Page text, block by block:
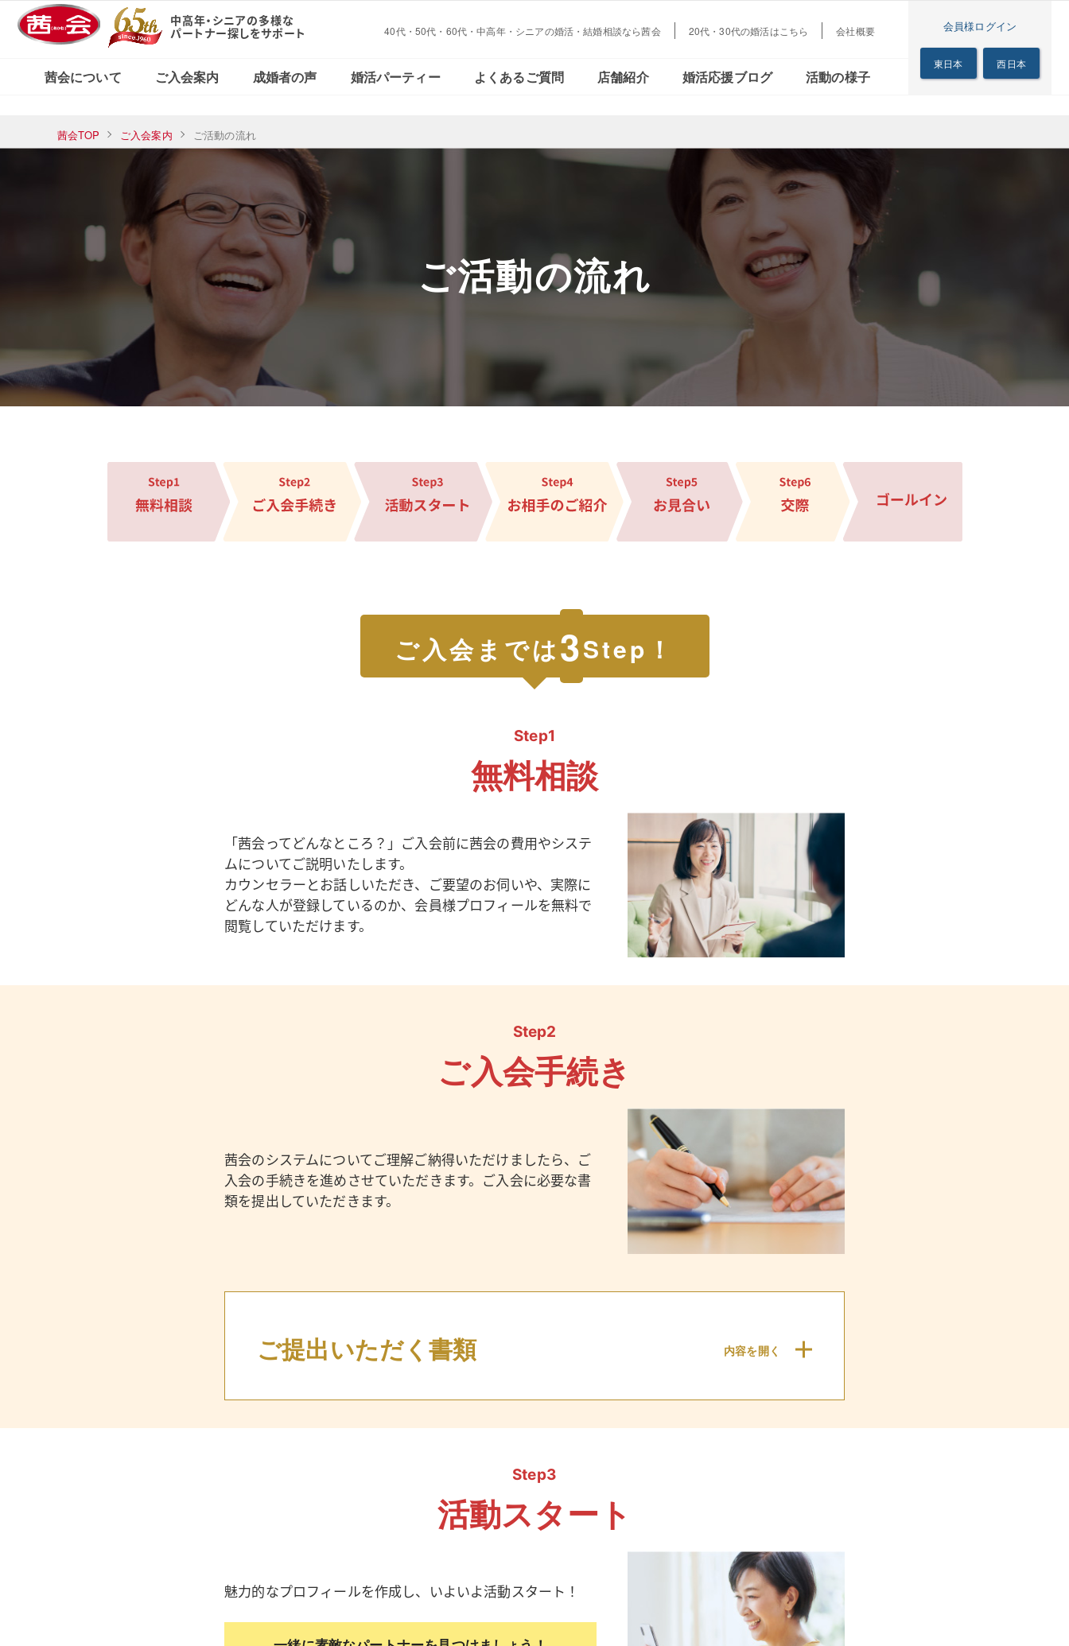
中高年・シニアの多様な
パートナー探しをサポート
40代・50代・60代・中高年・シニアの婚活・結婚相談なら茜会 20代・30代の婚活はこちら 会社概要 会員様ログイン
東日本 西日本
茜会について
茜会の特徴 データで見る茜会
ご入会案内
コース・料金案内
成婚者の声 婚活パーティー よくあるご質問 店舗紹介
横浜サロン
心斎橋サロン
婚活応援ブログ
婚活応援ブログ 結婚とお金のリアル
活動の様子
Xで見る
シニアの恋の歩き方
X（旧Twitter）で
見る
茜会TOP ご入会案内 ご活動の流れ
ご活動の流れ
ご入会までは3Step！
Step1
無料相談
「茜会ってどんなところ？」ご入会前に茜会の費用やシステ
ムについてご説明いたします。
カウンセラーとお話しいただき、ご要望のお伺いや、実際に
どんな人が登録しているのか、会員様プロフィールを無料で
閲覧していただけます。
Step2
ご入会手続き
茜会のシステムについてご理解ご納得いただけましたら、ご
入会の手続きを進めさせていただきます。ご入会に必要な書
類を提出していただきます。
ご提出いただく書類 内容を開く
Step3
活動スタート
魅力的なプロフィールを作成し、いよいよ活動スタート！